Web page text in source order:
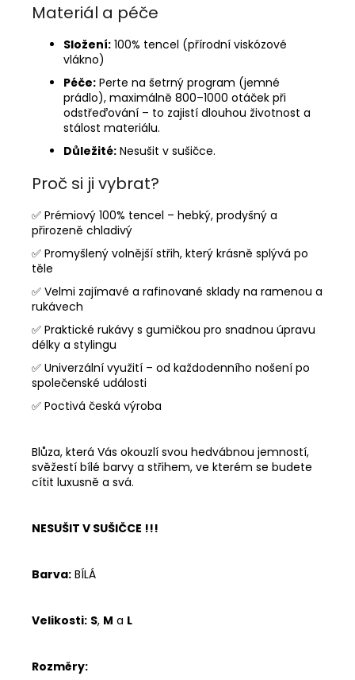
Materiál a péče
Složení: 100% tencel (přírodní viskózové
vlákno)
Péče: Perte na šetrný program (jemné
prádlo), maximálně 800–1000 otáček při
odstřeďování – to zajistí dlouhou životnost a
stálost materiálu.
Důležité: Nesušit v sušičce.
Proč si ji vybrat?
✅ Prémiový 100% tencel – hebký, prodyšný a
přirozeně chladivý
✅ Promyšlený volnější střih, který krásně splývá po
těle
✅ Velmi zajímavé a rafinované sklady na ramenou a
rukávech
✅ Praktické rukávy s gumičkou pro snadnou úpravu
délky a stylingu
✅ Univerzální využití – od každodenního nošení po
společenské události
✅ Poctivá česká výroba
Blůza, která Vás okouzlí svou hedvábnou jemností,
svěžestí bílé barvy a střihem, ve kterém se budete
cítit luxusně a svá.
NESUŠIT V SUŠIČCE !!!
Barva: BÍLÁ
Velikosti: S, M a L
Rozměry: